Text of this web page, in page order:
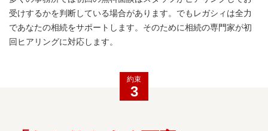
受けするかを判断している場合があります。でもレガシィは全力
であなたの相続をサポートします。そのために相続の専門家が初
回ヒアリングに対応します。
約束
3